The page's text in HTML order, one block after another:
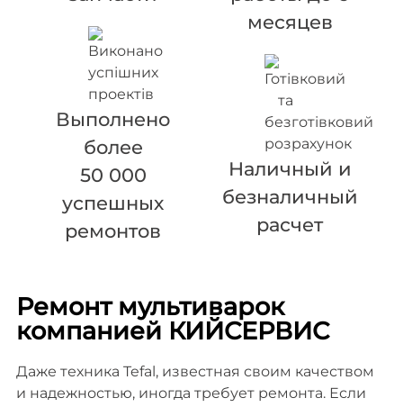
Выполнено
более
50 000
успешных
ремонтов
месяцев
Наличный и
безналичный
расчет
Ремонт мультиварок
компанией КИЙСЕРВИС
Даже техника Tefal, известная своим качеством
и надежностью, иногда требует ремонта. Если